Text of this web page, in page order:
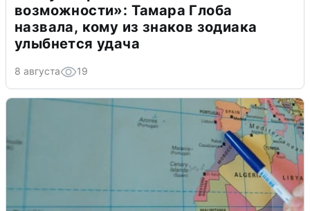
возможности»: Тамара Глоба
назвала, кому из знаков зодиака
улыбнется удача
8 августа 19